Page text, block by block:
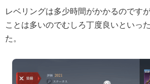
レベリングは多少時間がかかるのです
ことは多いのでむしろ丁度良いといっ
た。